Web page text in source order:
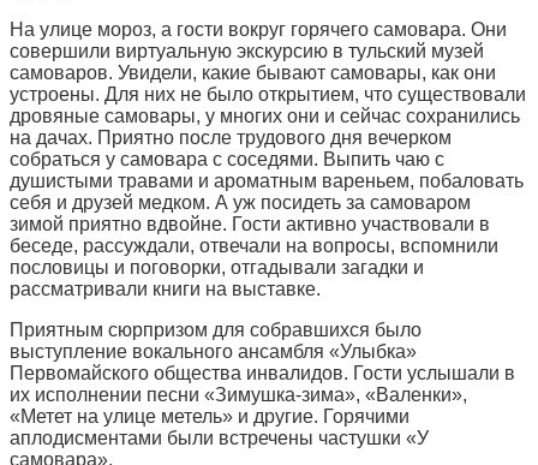
На улице мороз, а гости вокруг горячего самовара. Они
совершили виртуальную экскурсию в тульский музей
самоваров. Увидели, какие бывают самовары, как они
устроены. Для них не было открытием, что существовали
дровяные самовары, у многих они и сейчас сохранились
на дачах. Приятно после трудового дня вечерком
собраться у самовара с соседями. Выпить чаю с
душистыми травами и ароматным вареньем, побаловать
себя и друзей медком. А уж посидеть за самоваром
зимой приятно вдвойне. Гости активно участвовали в
беседе, рассуждали, отвечали на вопросы, вспомнили
пословицы и поговорки, отгадывали загадки и
рассматривали книги на выставке.
Приятным сюрпризом для собравшихся было
выступление вокального ансамбля «Улыбка»
Первомайского общества инвалидов. Гости услышали в
их исполнении песни «Зимушка-зима», «Валенки»,
«Метет на улице метель» и другие. Горячими
аплодисментами были встречены частушки «У
самовара».